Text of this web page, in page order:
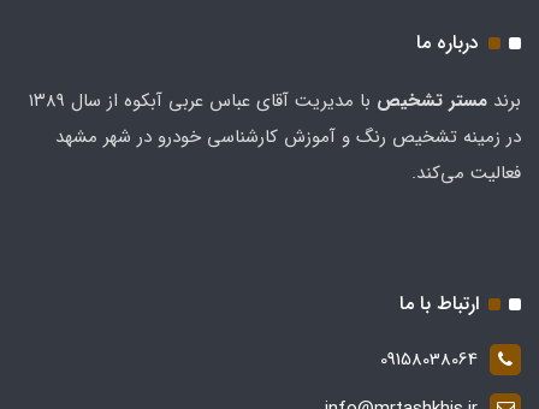
درباره ما
برند مستر تشخيص
با مدیریت آقای عباس عربی آبکوه از سال ۱۳۸۹
در زمینه تشخیص رنگ و آموزش کارشناسی خودرو در شهر مشهد
فعالیت می‌کند.
ارتباط با ما
09158038064